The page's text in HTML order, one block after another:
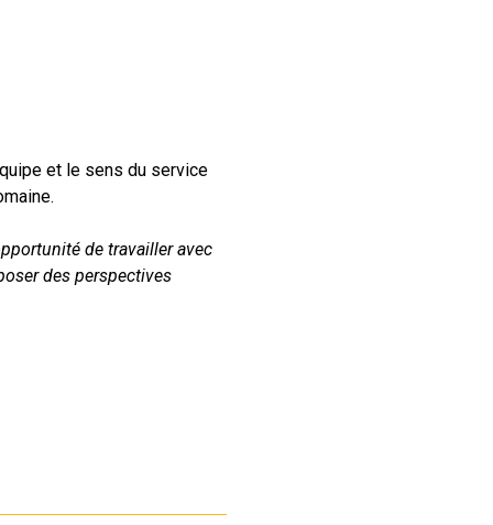
et le sens du service
de travailler avec
des perspectives